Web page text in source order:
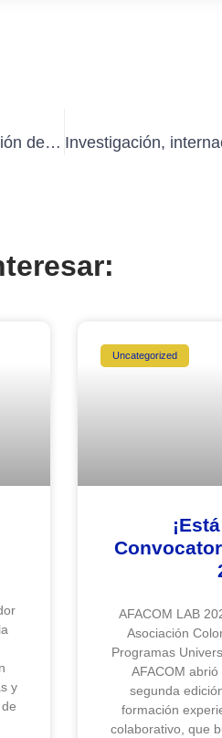
AFACOM avanza en la construcción de su hoja de ruta para el periodo 2026-2028
y
Uncategorized
AFACOM LAB
Asociación
Programas
AFACOM
segunda
formación
colaborativo, que